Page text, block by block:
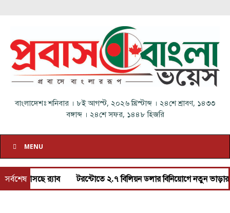
বাংলাদেশঃশনিবার । ৮ই আগস্ট, ২০২৬ খ্রিস্টাব্দ । ২৪শে শ্রাবণ, ১৪৩৩
বঙ্গাব্দ। ২৪শে সফর, ১৪৪৮ হিজরি
MENU
সর্বশেষ
টরন্টোতে ২.৭ বিলিয়ন ডলার বিনিয়োগে নতুন ভাড়ার বাসা নির্মাণে কানাডা